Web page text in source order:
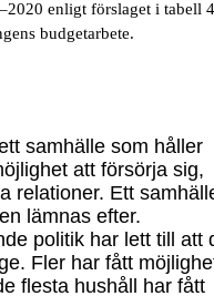
–2020 enligt förslaget i tabell
budgetarbete.
samhälle som håller
att försörja sig,
relationer. Ett
lämnas efter.
politik har lett till att
Fler har fått
flesta hushåll har fått